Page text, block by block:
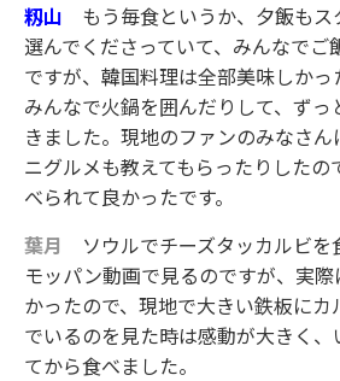
籾山 もう毎食というか、夕飯もス
選んでくださっていて、みんなでご
ですが、韓国料理は全部美味しか
みんなで火鍋を囲んだりして、ず
きました。現地のファンのみなさ
ニグルメも教えてもらったりしたの
べられて良かったです。
葉月
ソウルでチーズタッカルビを
モッパン動画で見るのですが、実
かったので、現地で大きい鉄板にカ
でいるのを見た時は感動が大きく
てから食べました。